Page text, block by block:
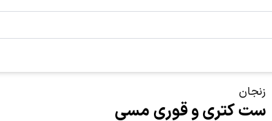
زنجان
ست کتری و قوری مسی